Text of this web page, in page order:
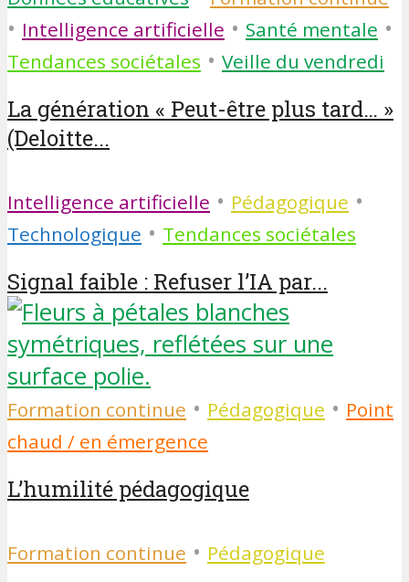
• Intelligence artificielle • Santé mentale •
Tendances sociétales • Veille du vendredi
La génération « Peut-être plus tard… »
(Deloitte...
Intelligence artificielle • Pédagogique •
Technologique • Tendances sociétales
Signal faible : Refuser l’IA par...
Formation continue • Pédagogique • Point
chaud / en émergence
L’humilité pédagogique
Formation continue • Pédagogique